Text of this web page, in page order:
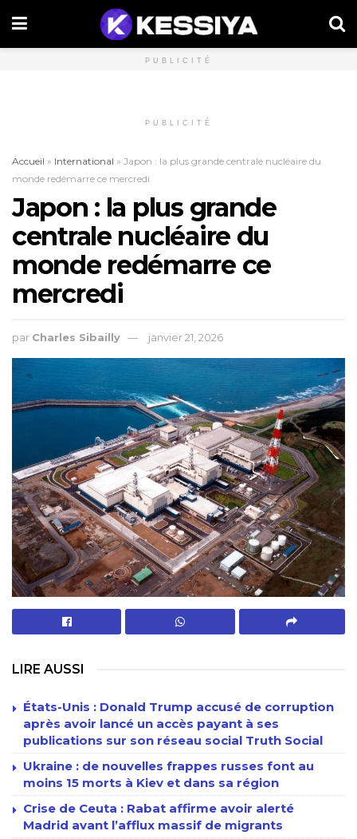
PUBLICITÉ
PUBLICITÉ
Accueil » International » Japon : la plus grande centrale nucléaire du
monde redémarre ce mercredi
Japon : la plus grande
centrale nucléaire du
monde redémarre ce
mercredi
par Charles Sibailly janvier 21, 2026
LIRE AUSSI
États-Unis : Donald Trump accusé de corruption
après avoir lancé un accès payant à ses
publications sur son réseau social Truth Social
Ukraine : de nouvelles frappes russes font au
moins 15 morts à Kiev et dans sa région
Crise de Ceuta : Rabat affirme avoir alerté
Madrid avant l’afflux massif de migrants